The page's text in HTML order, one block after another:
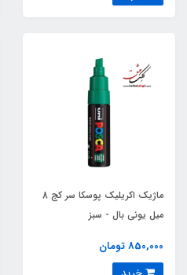
ماژیک اکریلیک پوسکا سر کج 8
میل یونی بال - سبز
850,000 تومان